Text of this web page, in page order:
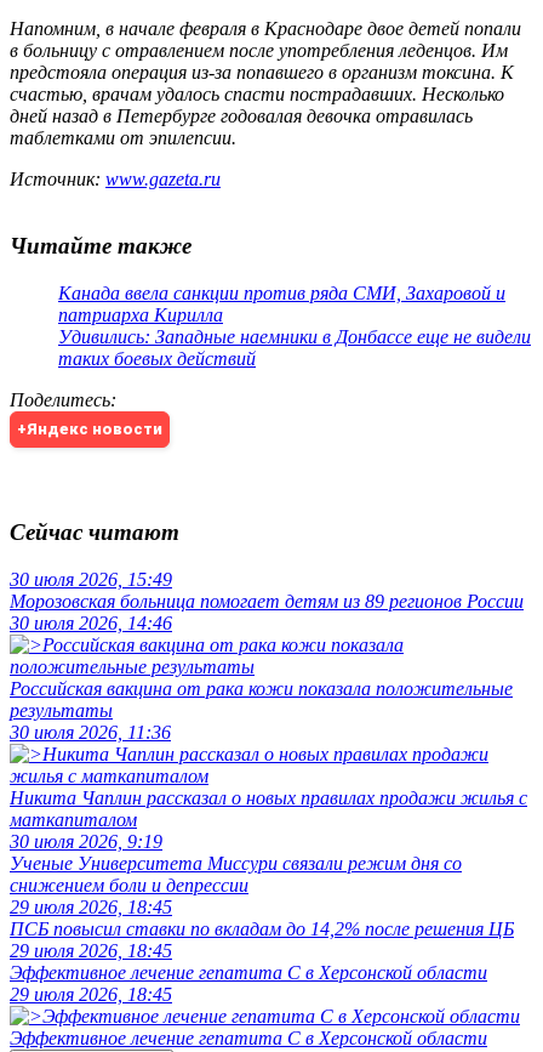
Напомним, в начале февраля в Краснодаре двое детей попали
в больницу с отравлением после употребления леденцов. Им
предстояла операция из-за попавшего в организм токсина. К
счастью, врачам удалось спасти пострадавших. Несколько
дней назад в Петербурге годовалая девочка отравилась
таблетками от эпилепсии.
Источник: www.gazeta.ru
Читайте также
Канада ввела санкции против ряда СМИ, Захаровой и
патриарха Кирилла
Удивились: Западные наемники в Донбассе еще не видели
таких боевых действий
Поделитесь:
+Яндекс новости
Сейчас читают
30 июля 2026, 15:49
Морозовская больница помогает детям из 89 регионов России
30 июля 2026, 14:46
Российская вакцина от рака кожи показала положительные
результаты
30 июля 2026, 11:36
Никита Чаплин рассказал о новых правилах продажи жилья с
маткапиталом
30 июля 2026, 9:19
Ученые Университета Миссури связали режим дня со
снижением боли и депрессии
29 июля 2026, 18:45
ПСБ повысил ставки по вкладам до 14,2% после решения ЦБ
29 июля 2026, 18:45
Эффективное лечение гепатита C в Херсонской области
29 июля 2026, 18:45
Эффективное лечение гепатита C в Херсонской области